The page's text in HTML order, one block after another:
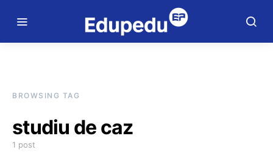
BROWSING TAG
studiu de caz
1 post